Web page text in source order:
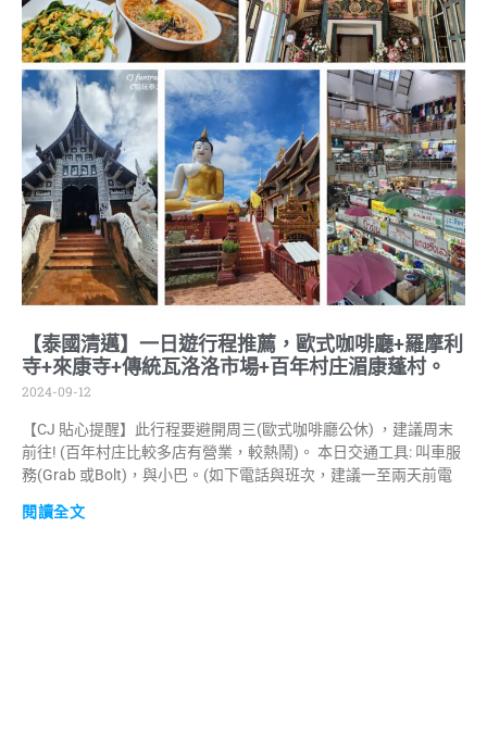
【泰國清邁】一日遊行程推薦，歐式咖啡廳+羅摩利
寺+來康寺+傳統瓦洛洛市場+百年村庄湄康蓬村。
2024-09-12
【CJ 貼心提醒】此行程要避開周三(歐式咖啡廳公休) ，建議周末
前往! (百年村庄比較多店有營業，較熱鬧)。 本日交通工具: 叫車服
務(Grab 或Bolt)，與小巴。(如下電話與班次，建議一至兩天前電
閱讀全文